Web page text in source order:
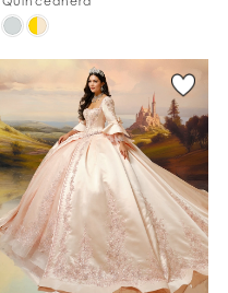
Skip
List
#9ef1c6b38c
to
end